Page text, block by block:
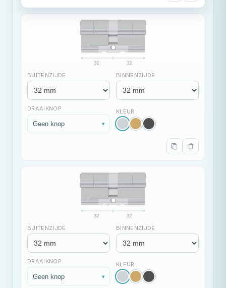
32 32
BUITENZIJDE BINNENZIJDE
DRAAIKNOP
Geen knop ▾
KLEUR
32 32
BUITENZIJDE BINNENZIJDE
DRAAIKNOP
Geen knop ▾
KLEUR